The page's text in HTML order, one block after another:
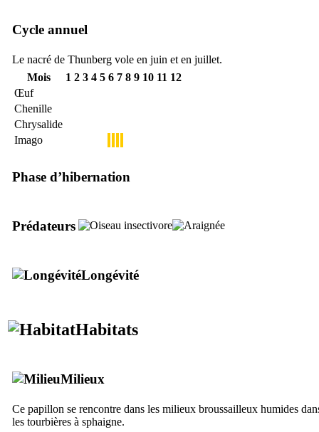
Cycle annuel
Le nacré de Thunberg vole en juin et en juillet.
Mois
1 2 3 4 5 6 7 8 9 10 11 12
Œuf
Chenille
Chrysalide
Imago
Phase d’hibernation
Prédateurs
Longévité
Habitats
Milieux
Ce papillon se rencontre dans les milieux broussailleux humides
les tourbières à sphaigne.